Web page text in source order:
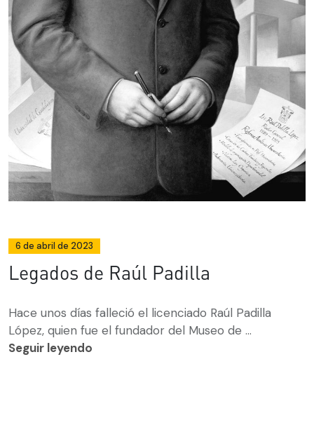
6 de abril de 2023
Legados de Raúl Padilla
Hace unos días falleció el licenciado Raúl Padilla
López, quien fue el fundador del Museo de ...
Seguir leyendo